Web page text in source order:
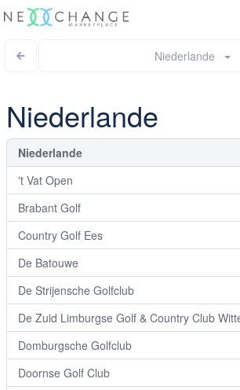
Niederlande
Niederlande
Niederlande
't Vat Open
Brabant Golf
Country Golf Ees
De Batouwe
De Strijensche Golfclub
De Zuid Limburgse Golf & Country Club
Domburgsche Golfclub
Doornse Golf Club